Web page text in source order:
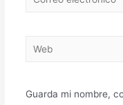
Guarda mi nombre,